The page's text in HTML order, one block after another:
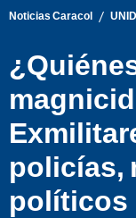
Noticias Caracol /
policías,
políticos